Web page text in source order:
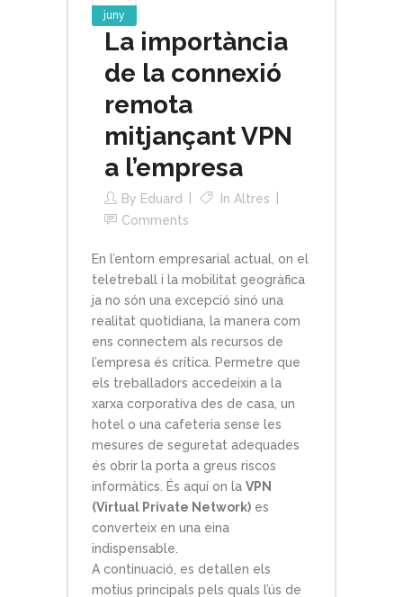
juny
La importància
de la connexió
remota
mitjançant VPN
a l’empresa
By Eduard In Altres
Comments
En l’entorn empresarial actual, on el
teletreball i la mobilitat geogràfica
ja no són una excepció sinó una
realitat quotidiana, la manera com
ens connectem als recursos de
l’empresa és crítica. Permetre que
els treballadors accedeixin a la
xarxa corporativa des de casa, un
hotel o una cafeteria sense les
mesures de seguretat adequades
és obrir la porta a greus riscos
informàtics. És aquí on la VPN
(Virtual Private Network) es
converteix en una eina
indispensable.
A continuació, es detallen els
motius principals pels quals l’ús de